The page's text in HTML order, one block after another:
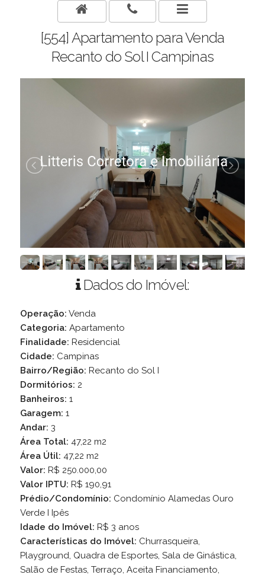
[554] Apartamento para Venda
Recanto do Sol I Campinas
Dados do Imóvel:
Operação: Venda
Categoria: Apartamento
Finalidade: Residencial
Cidade: Campinas
Bairro/Região: Recanto do Sol I
Dormitórios: 2
Banheiros: 1
Garagem: 1
Andar: 3
Área Total: 47,22 m2
Área Útil: 47,22 m2
Valor: R$ 250.000,00
Valor IPTU: R$ 190,91
Prédio/Condomínio: Condomínio Alamedas Ouro
Verde I Ipês
Idade do Imóvel: R$ 3 anos
Características do Imóvel: Churrasqueira,
Playground, Quadra de Esportes, Sala de Ginástica,
Salão de Festas, Terraço, Aceita Financiamento,